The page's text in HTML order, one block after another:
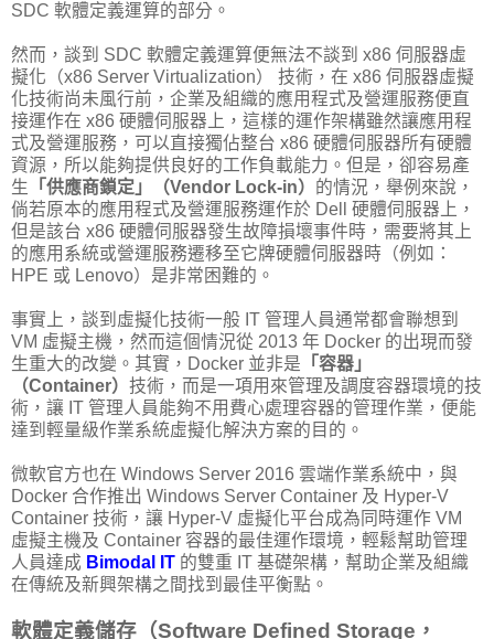
SDC 軟體定義運算的部分。
然而，談到 SDC 軟體定義運算便無法不談到 x86 伺服器虛
擬化（x86 Server Virtualization） 技術，在 x86 伺服器虛擬
化技術尚未風行前，企業及組織的應用程式及營運服務便直
接運作在 x86 硬體伺服器上，這樣的運作架構雖然讓應用程
式及營運服務，可以直接獨佔整台 x86 硬體伺服器所有硬體
資源，所以能夠提供良好的工作負載能力。但是，卻容易產
生 「供應商鎖定」（Vendor Lock-in） 的情況，舉例來說，
倘若原本的應用程式及營運服務運作於 Dell 硬體伺服器上，
但是該台 x86 硬體伺服器發生故障損壞事件時，需要將其上
的應用系統或營運服務遷移至它牌硬體伺服器時（例如：
HPE 或 Lenovo）是非常困難的。
事實上，談到虛擬化技術一般 IT 管理人員通常都會聯想到
VM 虛擬主機，然而這個情況從 2013 年 Docker 的出現而發
生重大的改變。其實，Docker 並非是 「容器」
（Container） 技術，而是一項用來管理及調度容器環境的技
術，讓 IT 管理人員能夠不用費心處理容器的管理作業，便能
達到輕量級作業系統虛擬化解決方案的目的。
微軟官方也在 Windows Server 2016 雲端作業系統中，與
Docker 合作推出 Windows Server Container 及 Hyper-V
Container 技術，讓 Hyper-V 虛擬化平台成為同時運作 VM
虛擬主機及 Container 容器的最佳運作環境，輕鬆幫助管理
人員達成 Bimodal IT 的雙重 IT 基礎架構，幫助企業及組織
在傳統及新興架構之間找到最佳平衡點。
軟體定義儲存（Software Defined Storage，